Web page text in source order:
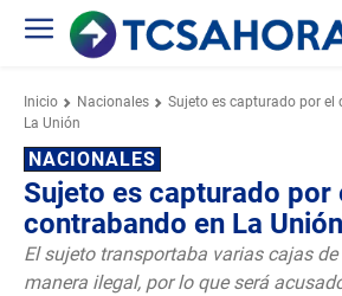
Inicio Nacionales
Sujeto es capturado por el
La Unión
NACIONALES
Sujeto es capturado por
contrabando en La Unión
El sujeto transportaba varias cajas
manera ilegal, por lo que será